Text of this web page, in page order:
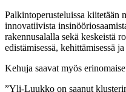
Palkintoperusteluissa kiitetään
innovatiivista
rakennusalalla sekä keskeistä
edistämisessä, kehittämisessä
Kehuja saavat myös
”Yli-Luukko on saanut